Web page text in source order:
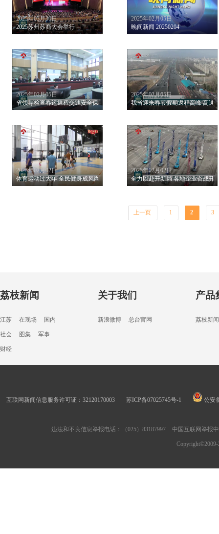
2025年03月30日
2025苏州苏商大会举行
2025年02月05日
晚间新闻 20250204
2025年02月05日
省领导检查春运返程交通安全保畅工作
2025年02月05日
我省迎来春节假期返程高峰 高速
2025年02月02日
体育运动过大年 全民健身成风尚
2025年02月02日
全力以赴开新局 各地企业奋战开
上一页 1 2 3
荔枝新闻
江苏 在现场 国内
社会 图集 军事
财经
关于我们
新浪微博 总台官网
产品
荔枝新闻
互联网新闻信息服务许可证：32120170003 苏ICP备07025745号-1 公安
违法和不良信息举报电话：（025）83187997 中国互联网举报